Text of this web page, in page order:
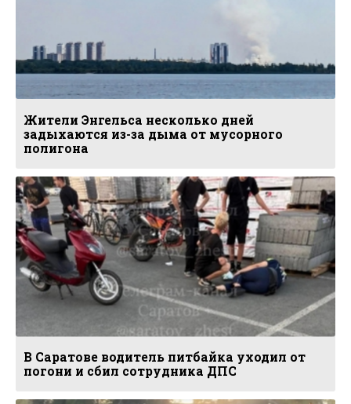
Жители Энгельса несколько дней
задыхаются из-за дыма от мусорного
полигона
В Саратове водитель питбайка уходил от
погони и сбил сотрудника ДПС